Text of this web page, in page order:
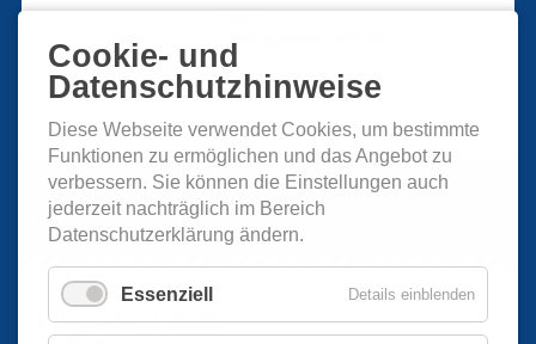
Fliegerfest 2026
Cookie- und
Datenschutzhinweise
Diese Webseite verwendet Cookies, um bestimmte
Funktionen zu ermöglichen und das Angebot zu
verbessern. Sie können die Einstellungen auch
jederzeit nachträglich im Bereich
Datenschutzerklärung ändern.
Essenziell Details einblenden